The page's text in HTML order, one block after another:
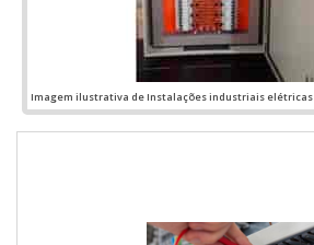
Imagem ilustrativa de Instalações industriais elétricas